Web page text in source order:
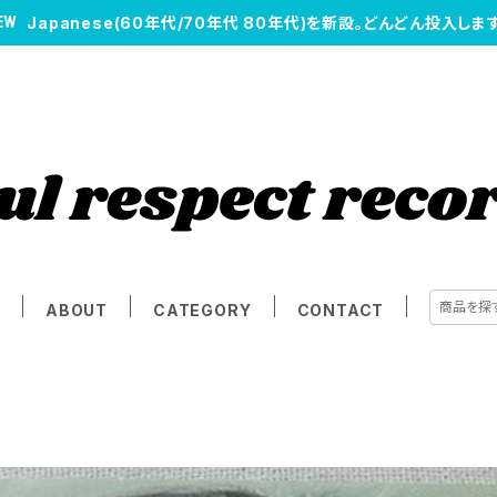
Japanese(60年代/70年代 80年代)を新設。どんどん投入します
ABOUT CATEGORY CONTACT